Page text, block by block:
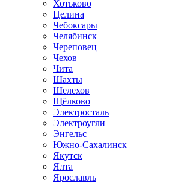
Хотьково
Целина
Чебоксары
Челябинск
Череповец
Чехов
Чита
Шахты
Шелехов
Щёлково
Электросталь
Электроугли
Энгельс
Южно-Сахалинск
Якутск
Ялта
Ярославль